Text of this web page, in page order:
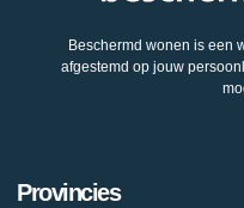
Beschermd wonen is een
afgestemd op jouw
Provincies